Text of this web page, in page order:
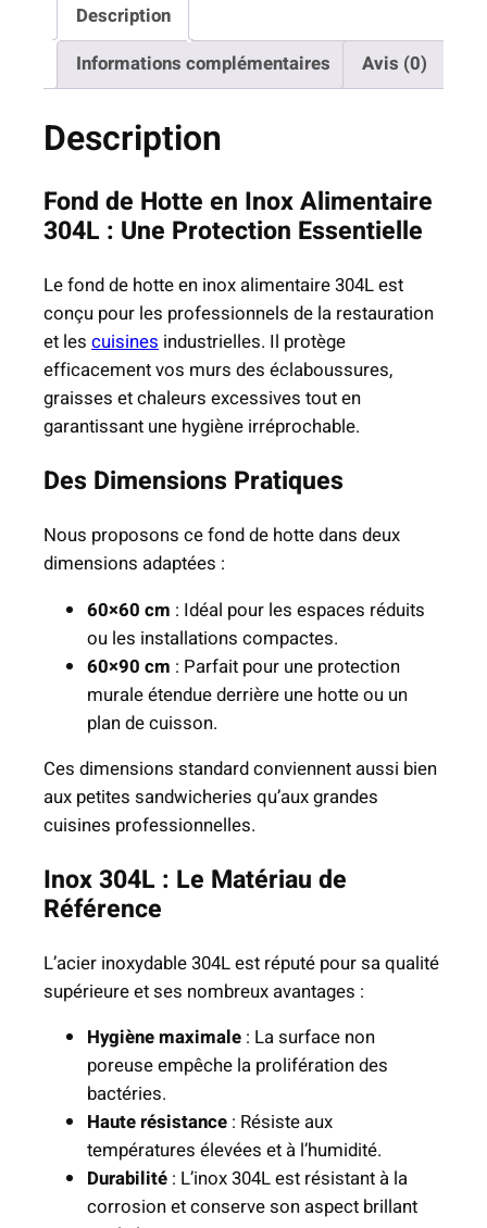
0
0
€
o
d
e
H
t
t
e
e
n
I
o
A
l
i
r
e
t
A
u
m
Description
Informations complémentaires
Avis (0)
Description
Fond de Hotte en Inox Alimentaire
304L : Une Protection Essentielle
Le fond de hotte en inox alimentaire 304L est
conçu pour les professionnels de la restauration
et les cuisines industrielles. Il protège
efficacement vos murs des éclaboussures,
graisses et chaleurs excessives tout en
garantissant une hygiène irréprochable.
Des Dimensions Pratiques
Nous proposons ce fond de hotte dans deux
dimensions adaptées :
60×60 cm : Idéal pour les espaces réduits
ou les installations compactes.
60×90 cm : Parfait pour une protection
murale étendue derrière une hotte ou un
plan de cuisson.
Ces dimensions standard conviennent aussi bien
aux petites sandwicheries qu’aux grandes
cuisines professionnelles.
Inox 304L : Le Matériau de
Référence
L’acier inoxydable 304L est réputé pour sa qualité
supérieure et ses nombreux avantages :
Hygiène maximale : La surface non
poreuse empêche la prolifération des
bactéries.
Haute résistance : Résiste aux
températures élevées et à l’humidité.
Durabilité : L’inox 304L est résistant à la
corrosion et conserve son aspect brillant